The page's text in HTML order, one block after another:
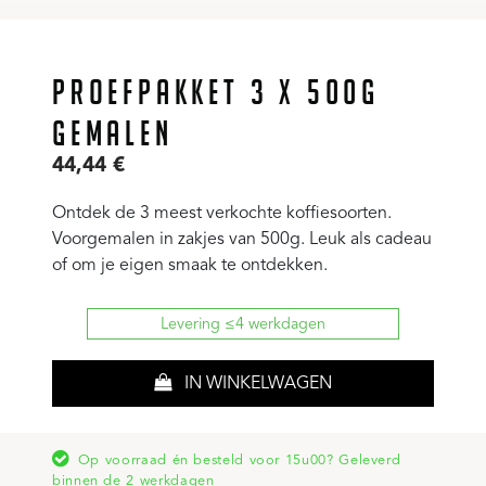
PROEFPAKKET 3 X 500G
GEMALEN
44,44 €
Ontdek de 3 meest verkochte koffiesoorten.
Voorgemalen in zakjes van 500g. Leuk als cadeau
of om je eigen smaak te ontdekken.
Levering ≤4 werkdagen
IN WINKELWAGEN
Op voorraad én besteld voor 15u00? Geleverd
binnen de 2 werkdagen